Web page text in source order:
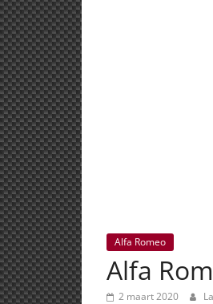
Alfa Romeo
Alfa
2 maart 2020